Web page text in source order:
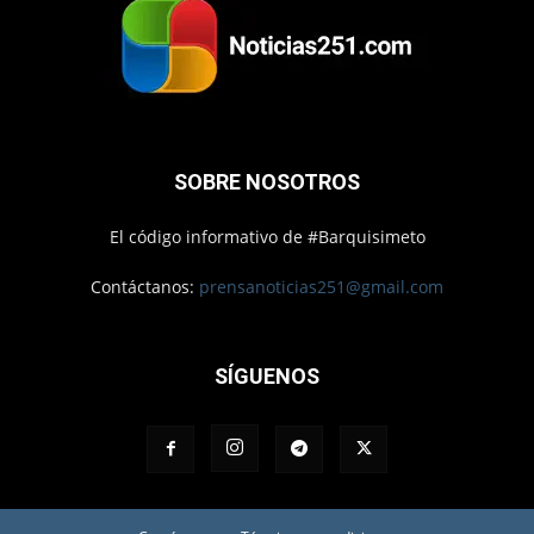
SOBRE NOSOTROS
El código informativo de #Barquisimeto
Contáctanos: prensanoticias251@gmail.com
SÍGUENOS